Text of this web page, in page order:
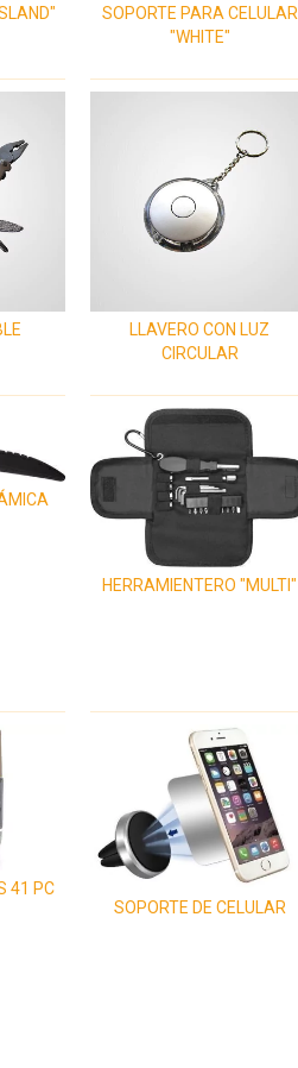
SOPORTE PARA CELULAR
"WHITE"
LLAVERO CON LUZ
CIRCULAR
HERRAMIENTERO "MULTI"
41 PC
SOPORTE DE CELULAR